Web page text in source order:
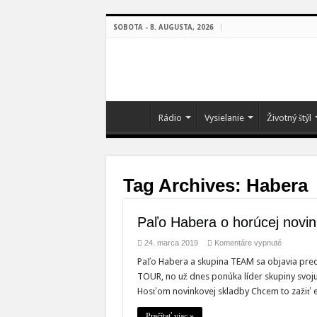
SOBOTA - 8. AUGUSTA, 2026
Rádio Vysielanie Životný štýl
Tag Archives: Habera
Paľo Habera o horúcej
24. marca 2019 Komentáre vypnuténa
Habera
o
horúcej
novinke:
Vznikla
Paľo Habera a skupina TEAM sa objavia
TOUR, no už dnes ponúka líder skupiny
Hosťom novinkovej skladby Chcem to zažiť